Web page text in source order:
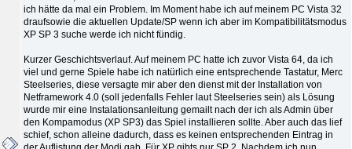
ich hätte da mal ein Problem. Im Moment habe ich auf meinem PC Vista 32
draufsowie die aktuellen Update/SP wenn ich aber im Kompatibilitätsmodus
XP SP 3 suche werde ich nicht fündig.
Kurzer Geschichtsverlauf. Auf meinem PC hatte ich zuvor Vista 64, da ich
viel und gerne Spiele habe ich natürlich eine entsprechende Tastatur, Merc
Steelseries, diese versagte mir aber den dienst mit der Installation von
Netframework 4.0 (soll jedenfalls Fehler laut Steelseries sein) als Lösung
wurde mir eine Instalationsanleitung gemailt nach der ich als Admin über
den Kompamodus (XP SP3) das Spiel installieren sollte. Aber auch das lief
schief, schon alleine dadurch, dass es keinen entsprechenden Eintrag in